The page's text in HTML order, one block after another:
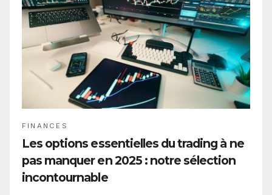
FINANCES
Les options essentielles du trading à ne
pas manquer en 2025 : notre sélection
incontournable